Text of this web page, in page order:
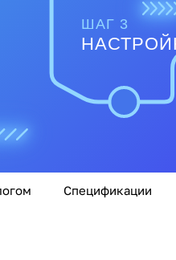
ШАГ 3
Спецификации